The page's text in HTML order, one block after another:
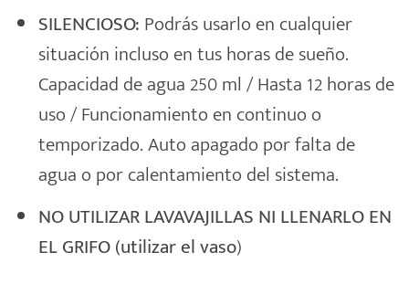
SILENCIOSO: Podrás usarlo en cualquier
situación incluso en tus horas de sueño.
Capacidad de agua 250 ml / Hasta 12 horas de
uso / Funcionamiento en continuo o
temporizado. Auto apagado por falta de
agua o por calentamiento del sistema.
NO UTILIZAR LAVAVAJILLAS NI LLENARLO EN
EL GRIFO (utilizar el vaso)